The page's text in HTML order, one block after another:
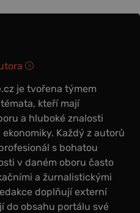
je tvořena týmem
kteří mají
a hluboké znalosti
Každý z autorů
s bohatou
v daném oboru často
a žurnalistickými
doplňují externí
do obsahu portálu své